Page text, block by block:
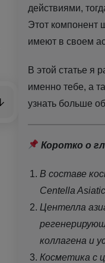
действиями,
Этот компонент
имеют в своем
В этой статье я
именно тебе, а
узнать больше
Коротко о
В составе
Centella
Центелла
коллагена и
Косметика с